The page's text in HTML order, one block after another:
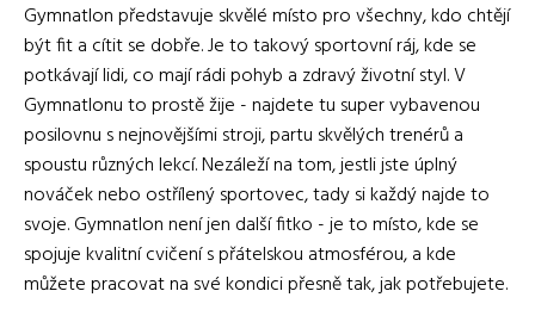
Gymnatlon představuje skvělé místo pro všechny, kdo chtějí
být fit a cítit se dobře. Je to takový sportovní ráj, kde se
potkávají lidi, co mají rádi pohyb a zdravý životní styl. V
Gymnatlonu to prostě žije - najdete tu super vybavenou
posilovnu s nejnovějšími stroji, partu skvělých trenérů a
spoustu různých lekcí. Nezáleží na tom, jestli jste úplný
nováček nebo ostřílený sportovec, tady si každý najde to
svoje. Gymnatlon není jen další fitko - je to místo, kde se
spojuje kvalitní cvičení s přátelskou atmosférou, a kde
můžete pracovat na své kondici přesně tak, jak potřebujete.